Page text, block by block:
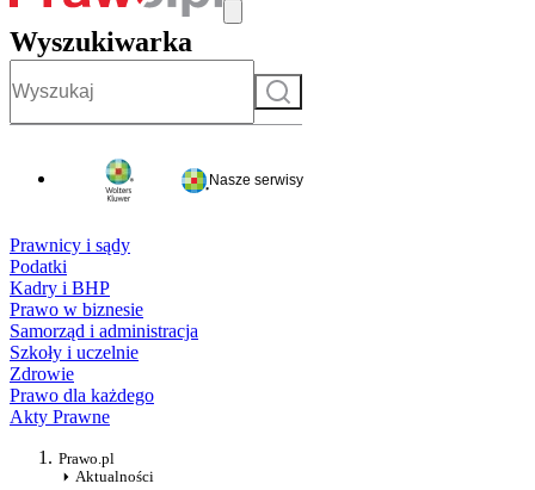
Wyszukiwarka
Szukaj
Nasze serwisy
Prawnicy i sądy
Podatki
Kadry i BHP
Prawo w biznesie
Samorząd i administracja
Szkoły i uczelnie
Zdrowie
Prawo dla każdego
Akty Prawne
Prawo.pl
Aktualności